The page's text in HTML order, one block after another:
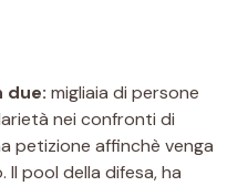
due: migliaia di persone
nei confronti di
petizione affinchè venga
pool della difesa, ha